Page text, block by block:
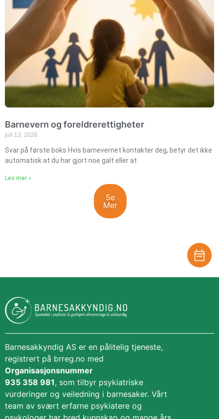
Barnevern og foreldrerettigheter
juli 13, 2026
Svar på første boks Hvis barnevernet kontakter deg, betyr det ikke
automatisk at du har gjort noe galt eller at
Les mer »
Se
Mer
Barnesakkyndig AS er en pålitelig tjeneste,
registrert på brreg.no med
Organisasjonsnummer
935 358 981, som tilbyr psykiatriske
vurderinger og veiledning i barnesaker. Vårt
team av svært erfarne psykiatere og
enhetsdata. Å nekte samtykke kan begrense enkelte
Statistikk
Markedsføring